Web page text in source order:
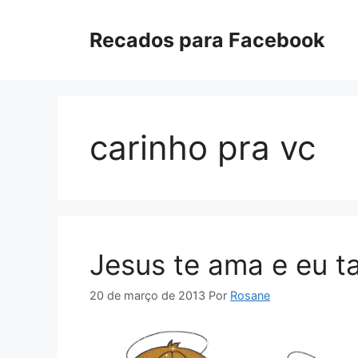
Recados para Facebook
carinho pra vc
Jesus te ama e eu
20 de março de 2013 Por Rosane